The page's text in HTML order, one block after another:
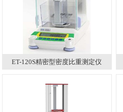
ET-120S精密型密度比重测定仪